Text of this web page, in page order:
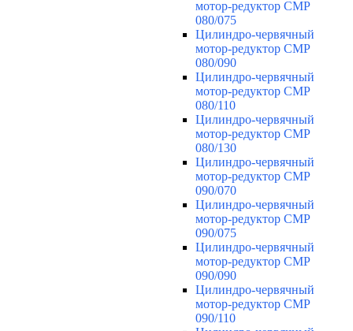
мотор-редуктор CMP
080/075
Цилиндро-червячный
мотор-редуктор CMP
080/090
Цилиндро-червячный
мотор-редуктор CMP
080/110
Цилиндро-червячный
мотор-редуктор CMP
080/130
Цилиндро-червячный
мотор-редуктор CMP
090/070
Цилиндро-червячный
мотор-редуктор CMP
090/075
Цилиндро-червячный
мотор-редуктор CMP
090/090
Цилиндро-червячный
мотор-редуктор CMP
090/110